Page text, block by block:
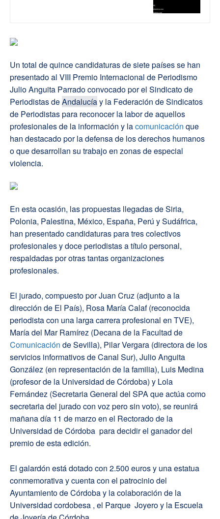
Un total de quince candidaturas de siete países se han
presentado al VIII Premio Internacional de Periodismo
Julio Anguita Parrado convocado por el Sindicato de
Periodistas deAndalucíay la Federación de Sindicatos
de Periodistas para reconocer la labor de aquellos
profesionales de la información y lacomunicación que
han destacado por la defensa de los derechos humanos
o que desarrollan su trabajo en zonas de especial
violencia.
En esta ocasión, las propuestas llegadas de Siria,
Polonia, Palestina, México, España, Perú y Sudáfrica,
han presentado candidaturas para tres colectivos
profesionales y doce periodistas a título personal,
respaldadas por otras tantas organizaciones
profesionales.
El jurado, compuesto por Juan Cruz (adjunto a la
dirección de El País), Rosa María Calaf (reconocida
periodista con una larga carrera profesional en TVE),
María del Mar Ramírez (Decana de la Facultad de
Comunicación de Sevilla), Pilar Vergara (directora de los
servicios informativos de Canal Sur), Julio Anguita
González (en representación de la familia), Luis Medina
(profesor de la Universidad de Córdoba) y Lola
Fernández (Secretaria General del SPA que actúa como
secretaria del jurado con voz pero sin voto), se reunirá
mañana día 11 de marzo en el Rectorado de la
Universidad de Córdoba para decidir el ganador del
premio de esta edición.
El galardón está dotado con 2.500 euros y una estatua
conmemorativa y cuenta con el patrocinio del
Ayuntamiento de Córdoba y la colaboración de la
Universidad cordobesa , el Parque Joyero y la Escuela